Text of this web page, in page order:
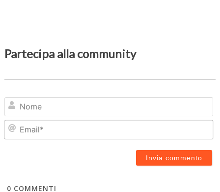
Partecipa alla community
0 COMMENTI